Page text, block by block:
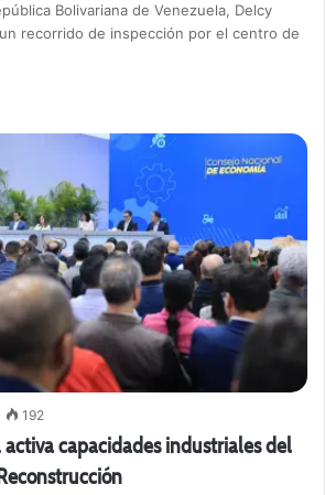
Bolivariana de Venezuela, Delcy
recorrido de inspección por el centro de
192
capacidades industriales del